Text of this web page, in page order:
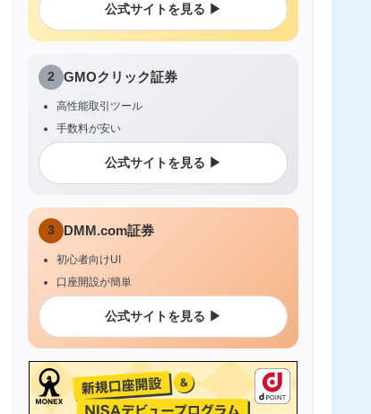
公式サイトを見る ▶
2 GMOクリック証券
高性能取引ツール
手数料が安い
公式サイトを見る ▶
3 DMM.com証券
初心者向けUI
口座開設が簡単
公式サイトを見る ▶